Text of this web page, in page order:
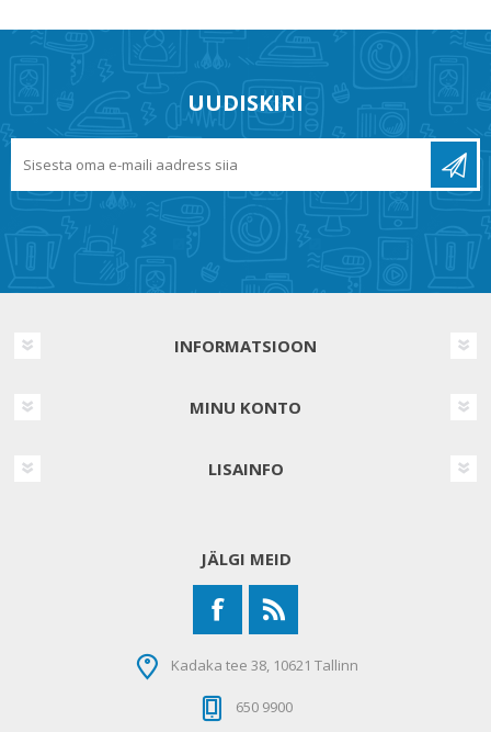
UUDISKIRI
INFORMATSIOON
MINU KONTO
LISAINFO
JÄLGI MEID
Kadaka tee 38, 10621 Tallinn
650 9900